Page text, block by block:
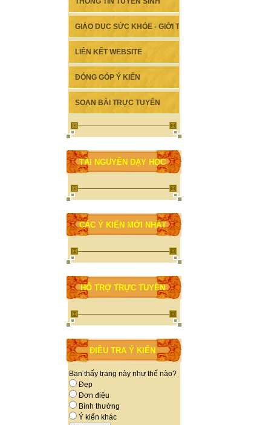
GIÁO DỤC SỨC KHỎE - GIỚI TÍNH
LIÊN KẾT WEBSITE
ĐÓNG GÓP Ý KIẾN
SOẠN BÀI TRỰC TUYẾN
TÀI NGUYÊN DẠY HỌC
CÁC Ý KIẾN MỚI NHẤT
HỖ TRỢ TRỰC TUYẾN
ĐIỀU TRA Ý KIẾN
Bạn thấy trang này như thế nào?
Đẹp
Đơn điệu
Bình thường
Ý kiến khác